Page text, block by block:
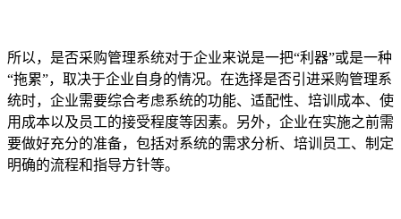
所以，是否采购管理系统对于企业来说是一把“利器”或是一种
“拖累”，取决于企业自身的情况。在选择是否引进采购管理系
统时，企业需要综合考虑系统的功能、适配性、培训成本、使
用成本以及员工的接受程度等因素。另外，企业在实施之前需
要做好充分的准备，包括对系统的需求分析、培训员工、制定
明确的流程和指导方针等。